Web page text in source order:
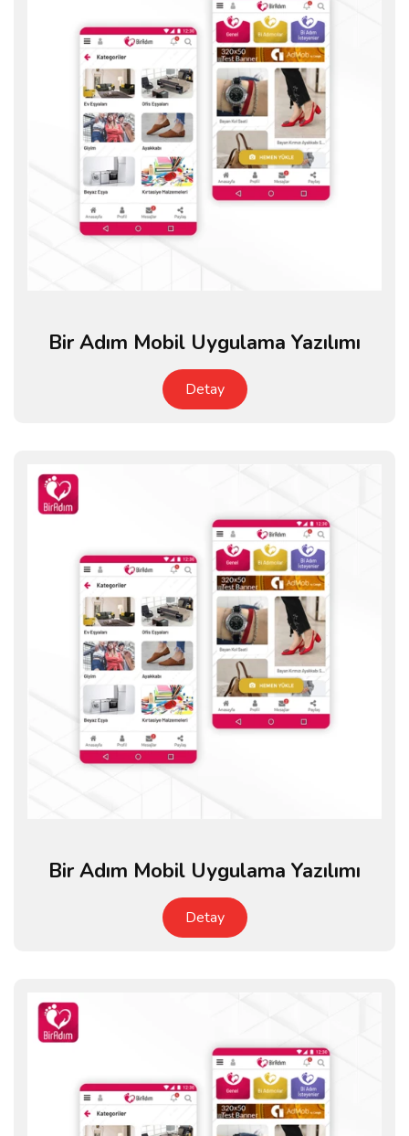
Bir Adım Mobil Uygulama Yazılımı
Detay
Bir Adım Mobil Uygulama Yazılımı
Detay